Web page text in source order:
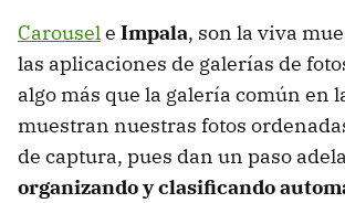
Carousele Impala, son la viva
las aplicaciones de galerías de
algo más que la galería común en
muestran nuestras fotos
de captura, pues dan un paso
organizando y clasificando